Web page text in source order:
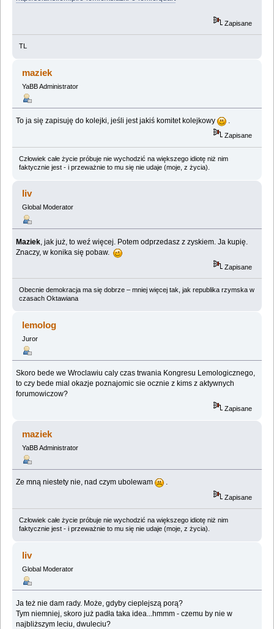
Zapisane
TL
maziek
YaBB Administrator
To ja się zapisuję do kolejki, jeśli jest jakiś komitet kolejkowy .
Zapisane
Człowiek całe życie próbuje nie wychodzić na większego idiotę niż nim
faktycznie jest - i przeważnie to mu się nie udaje (moje, z życia).
liv
Global Moderator
Maziek , jak już, to weź więcej. Potem odprzedasz z zyskiem. Ja kupię.
Znaczy, w konika się pobaw.
Zapisane
Obecnie demokracja ma się dobrze – mniej więcej tak, jak republika rzymska w
czasach Oktawiana
lemolog
Juror
Skoro bede we Wroclawiu caly czas trwania Kongresu Lemologicznego,
to czy bede mial okazje poznajomic sie ocznie z kims z aktywnych
forumowiczow?
Zapisane
maziek
YaBB Administrator
Ze mną niestety nie, nad czym ubolewam .
Zapisane
Człowiek całe życie próbuje nie wychodzić na większego idiotę niż nim
faktycznie jest - i przeważnie to mu się nie udaje (moje, z życia).
liv
Global Moderator
Ja też nie dam rady. Może, gdyby cieplejszą porą?
Tym niemniej, skoro już padła taka idea...hmmm - czemu by nie w
najbliższym leciu, dwuleciu?